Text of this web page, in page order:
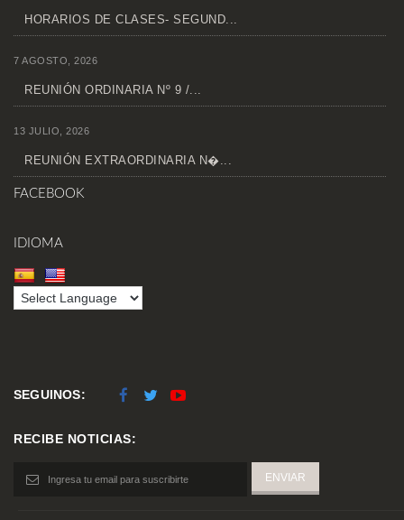
HORARIOS DE CLASES- SEGUND...
7 AGOSTO, 2026
REUNIÓN ORDINARIA Nº 9 /...
13 JULIO, 2026
REUNIÓN EXTRAORDINARIA N�...
FACEBOOK
IDIOMA
SEGUINOS:
RECIBE NOTICIAS: